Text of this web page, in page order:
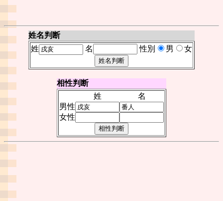
姓名判断
姓
名 性別 男 女
相性判断
姓
名
男性
女性